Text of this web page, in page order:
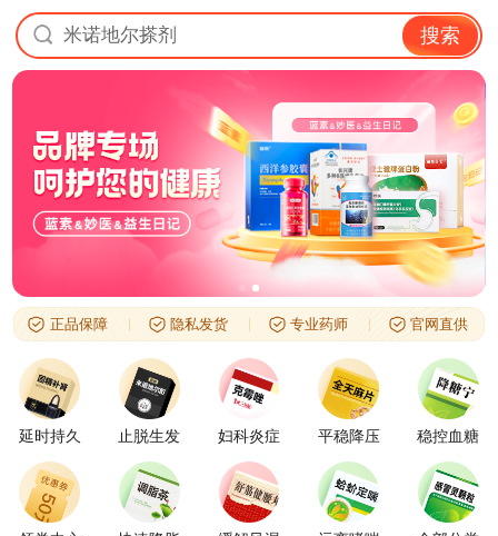
米诺地尔搽剂 搜索
正品保障 隐私发货 专业药师 官网直供
延时持久 止脱生发 妇科炎症 平稳降压 稳控血糖